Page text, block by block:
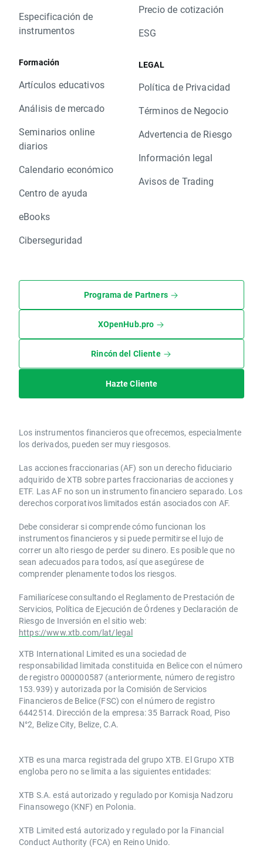
Especificación de
instrumentos
Formación
Artículos educativos
Análisis de mercado
Seminarios online
diarios
Calendario económico
Centro de ayuda
eBooks
Ciberseguridad
Precio de cotización
ESG
LEGAL
Política de Privacidad
Términos de Negocio
Advertencia de Riesgo
Información legal
Avisos de Trading
Programa de Partners
XOpenHub.pro
Rincón del Cliente
Hazte Cliente
Los instrumentos financieros que ofrecemos, especialmente
los derivados, pueden ser muy riesgosos.
Las acciones fraccionarias (AF) son un derecho fiduciario
adquirido de XTB sobre partes fraccionarias de acciones y
ETF. Las AF no son un instrumento financiero separado. Los
derechos corporativos limitados están asociados con AF.
Debe considerar si comprende cómo funcionan los
instrumentos financieros y si puede permitirse el lujo de
correr un alto riesgo de perder su dinero. Es posible que no
sean adecuados para todos, así que asegúrese de
comprender plenamente todos los riesgos.
Familiarícese consultando el Reglamento de Prestación de
Servicios, Política de Ejecución de Órdenes y Declaración de
Riesgo de Inversión en el sitio web:
https://www.xtb.com/lat/legal
XTB International Limited es una sociedad de
responsabilidad limitada constituida en Belice con el número
de registro 000000587 (anteriormente, número de registro
153.939) y autorizada por la Comisión de Servicios
Financieros de Belice (FSC) con el número de registro
6442514. Dirección de la empresa: 35 Barrack Road, Piso
N°2, Belize City, Belize, C.A.
​​XTB es una marca registrada del grupo XTB. El Grupo XTB
engloba pero no se limita a las siguientes entidades:
XTB S.A.​ está autorizado y regulado por Komisja Nadzoru
Finansowego (KNF) ​en Polonia.
XTB Limited ​está autorizado y regulado por la ​Financial
Conduct Authority ​(FCA) en ​​Reino Unido.